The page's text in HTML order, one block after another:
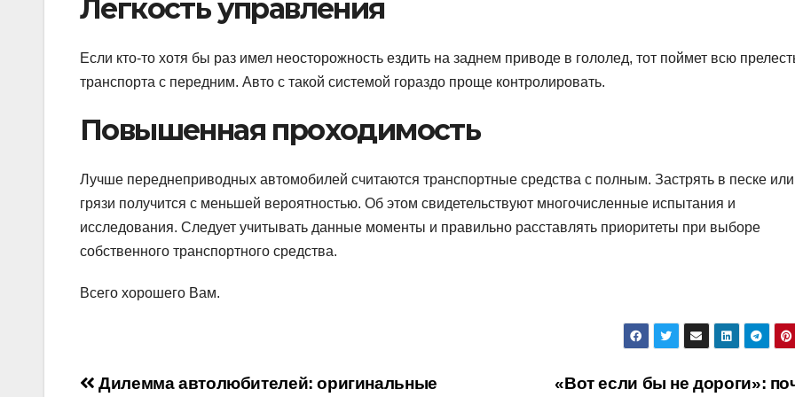
Легкость управления
Если кто-то хотя бы раз имел неосторожность ездить на заднем приводе в гололед, тот поймет всю
транспорта с передним. Авто с такой системой гораздо проще контролировать.
Повышенная проходимость
Лучше переднеприводных автомобилей считаются транспортные средства с полным. Застрять в песке или
грязи получится с меньшей вероятностью. Об этом свидетельствуют многочисленные испытания и
исследования. Следует учитывать данные моменты и правильно расставлять приоритеты при выборе
собственного транспортного средства.
Всего хорошего Вам.
Навигация «Вот если бы не дороги»:
Дилемма автолюбителей: оригинальные